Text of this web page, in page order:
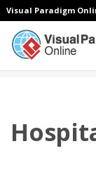
Visual Paradigm